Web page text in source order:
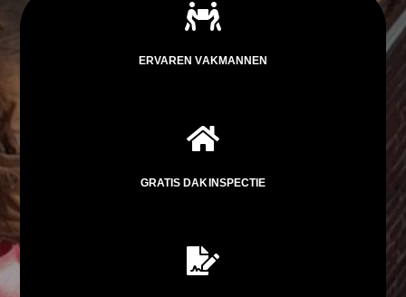

ERVAREN VAKMANNEN

GRATIS DAKINSPECTIE
